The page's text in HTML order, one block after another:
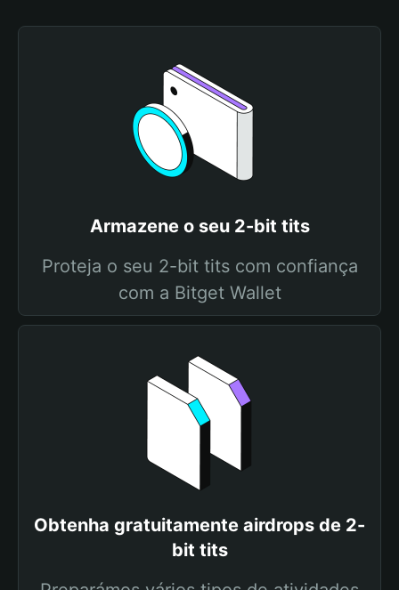
Armazene o seu 2-bit tits
Proteja o seu 2-bit tits com confiança
com a Bitget Wallet
Obtenha gratuitamente airdrops de 2-
bit tits